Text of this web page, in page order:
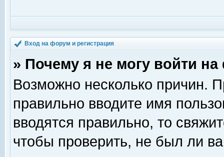
Вход на форум и регистрация
» Почему я не могу войти
Возможно несколько причин.
правильно вводите имя
вводятся правильно, то
чтобы проверить, не был ли